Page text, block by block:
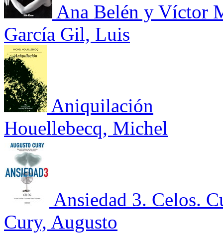
Ana Belén y Víctor
García Gil, Luis
Aniquilación
Houellebecq, Michel
Ansiedad 3. Celos.
Cury, Augusto